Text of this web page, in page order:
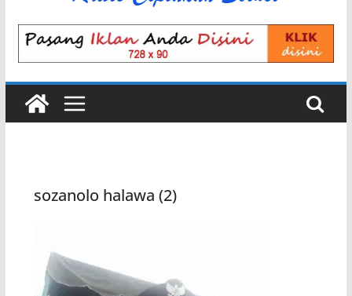
sozanolo halawa (2)